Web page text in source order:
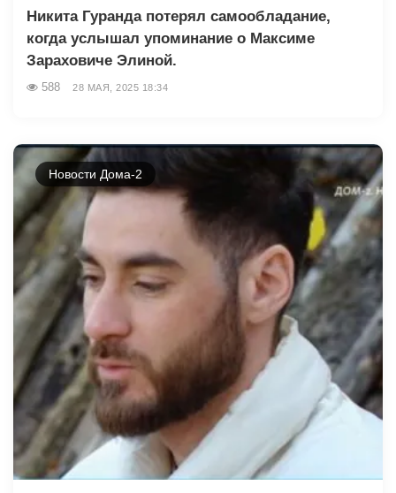
Никита Гуранда потерял самообладание,
когда услышал упоминание о Максиме
Зараховиче Элиной.
588 28 МАЯ, 2025 18:34
Новости Дома-2